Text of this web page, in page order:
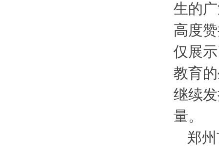
生的
高度
仅展
教育
继续
量。
郑